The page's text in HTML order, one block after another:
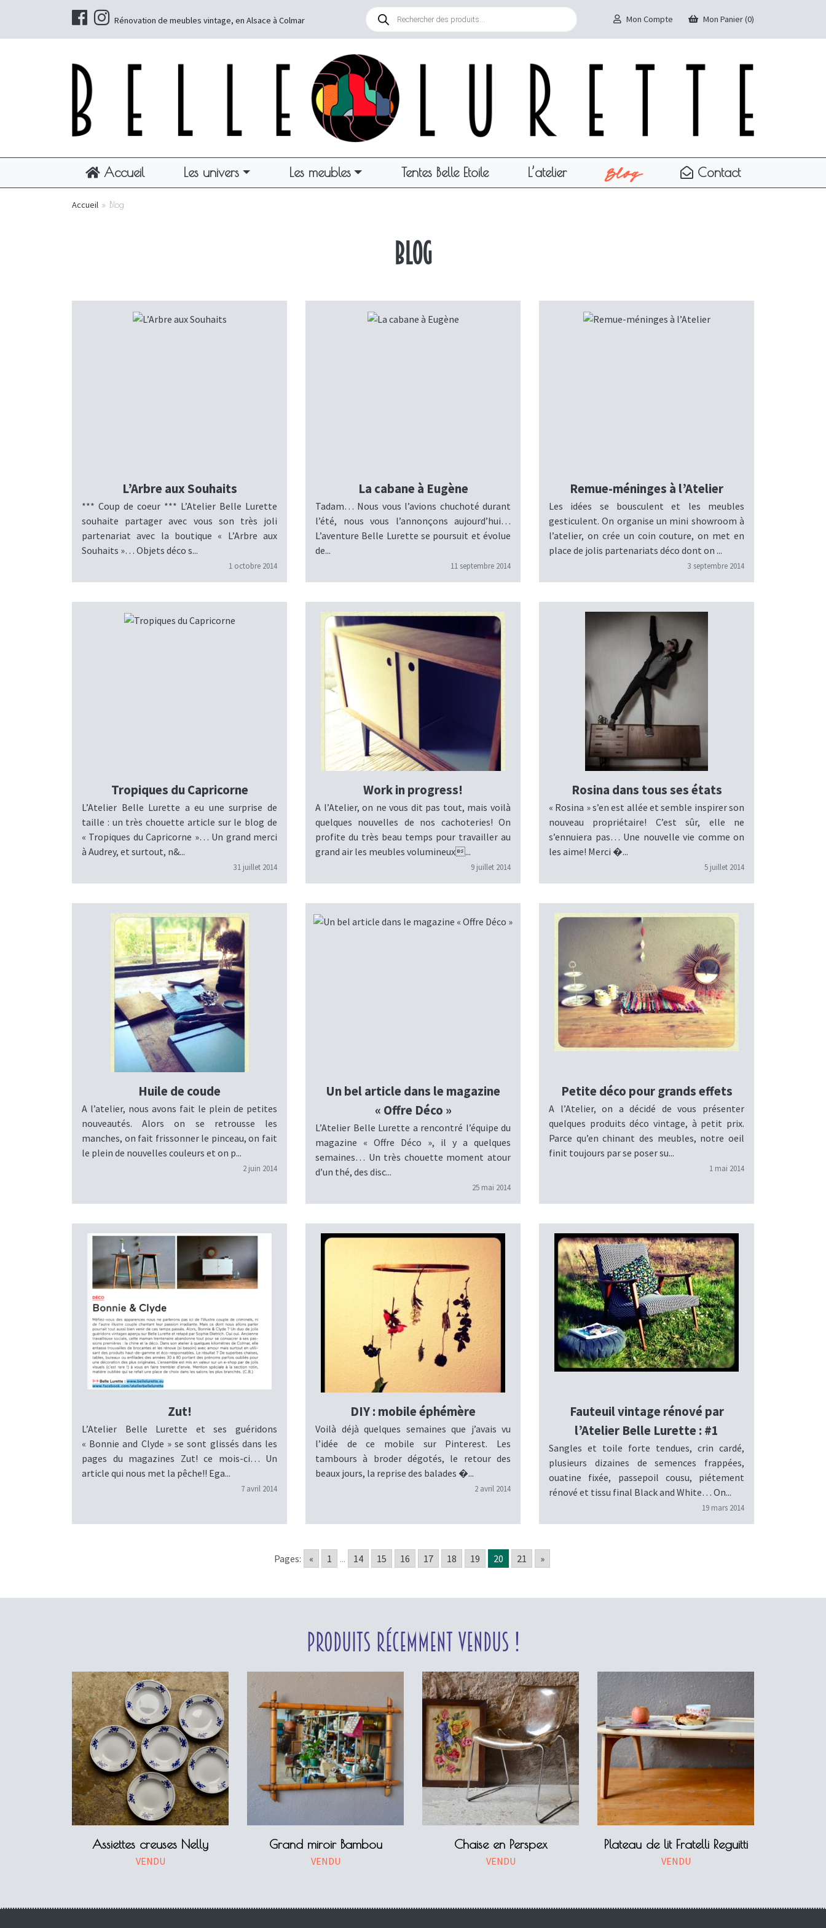
Rénovation de meubles vintage, en Alsace à Colmar
Recherche
produits
Mon Compte Mon Panier (0)
Accueil Les univers Les meubles Tentes Belle Etoile L’atelier Blog Contact
Accueil » Blog
Blog
L’Arbre aux Souhaits
*** Coup de coeur *** L’Atelier Belle Lurette
souhaite partager avec vous son très joli
partenariat avec la boutique « L’Arbre aux
Souhaits »… Objets déco s...
1 octobre 2014
La cabane à Eugène
Tadam… Nous vous l’avions chuchoté durant
l’été, nous vous l’annonçons aujourd’hui…
L’aventure Belle Lurette se poursuit et évolue
de...
11 septembre 2014
Remue-méninges à l’Atelier
Les idées se bousculent et les meubles
gesticulent. On organise un mini showroom à
l’atelier, on crée un coin couture, on met en
place de jolis partenariats déco dont on ...
3 septembre 2014
Tropiques du Capricorne
L’Atelier Belle Lurette a eu une surprise de
taille : un très chouette article sur le blog de
« Tropiques du Capricorne »… Un grand merci
à Audrey, et surtout, n&...
31 juillet 2014
Work in progress!
A l’Atelier, on ne vous dit pas tout, mais voilà
quelques nouvelles de nos cachoteries! On
profite du très beau temps pour travailler au
grand air les meubles volumineux...
9 juillet 2014
Rosina dans tous ses états
« Rosina » s’en est allée et semble inspirer son
nouveau propriétaire! C’est sûr, elle ne
s’ennuiera pas… Une nouvelle vie comme on
les aime! Merci �...
5 juillet 2014
Huile de coude
A l’atelier, nous avons fait le plein de petites
nouveautés. Alors on se retrousse les
manches, on fait frissonner le pinceau, on fait
le plein de nouvelles couleurs et on p...
2 juin 2014
Un bel article dans le magazine
« Offre Déco »
L’Atelier Belle Lurette a rencontré l’équipe du
magazine « Offre Déco », il y a quelques
semaines… Un très chouette moment atour
d’un thé, des disc...
25 mai 2014
Petite déco pour grands effets
A l’Atelier, on a décidé de vous présenter
quelques produits déco vintage, à petit prix.
Parce qu’en chinant des meubles, notre oeil
finit toujours par se poser su...
1 mai 2014
Zut!
L’Atelier Belle Lurette et ses guéridons
« Bonnie and Clyde » se sont glissés dans les
pages du magazines Zut! ce mois-ci… Un
article qui nous met la pêche!! Ega...
7 avril 2014
DIY : mobile éphémère
Voilà déjà quelques semaines que j’avais vu
l’idée de ce mobile sur Pinterest. Les
tambours à broder dégotés, le retour des
beaux jours, la reprise des balades �...
2 avril 2014
Fauteuil vintage rénové par
l’Atelier Belle Lurette : #1
Sangles et toile forte tendues, crin cardé,
plusieurs dizaines de semences frappées,
ouatine fixée, passepoil cousu, piétement
rénové et tissu final Black and White… On...
19 mars 2014
Pages: « 1 ... 14 15 16 17 18 19 20 21 »
Produits récemment vendus !
Assiettes creuses Nelly
VENDU
Grand miroir Bambou
VENDU
Chaise en Perspex
VENDU
Plateau de lit Fratelli Reguitti
VENDU